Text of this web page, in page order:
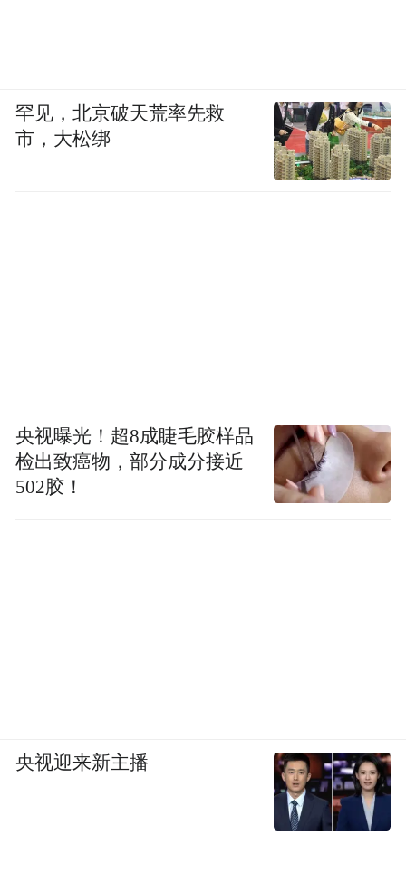
罕见，北京破天荒率先救
市，大松绑
央视曝光！超8成睫毛胶样品
检出致癌物，部分成分接近
502胶！
央视迎来新主播